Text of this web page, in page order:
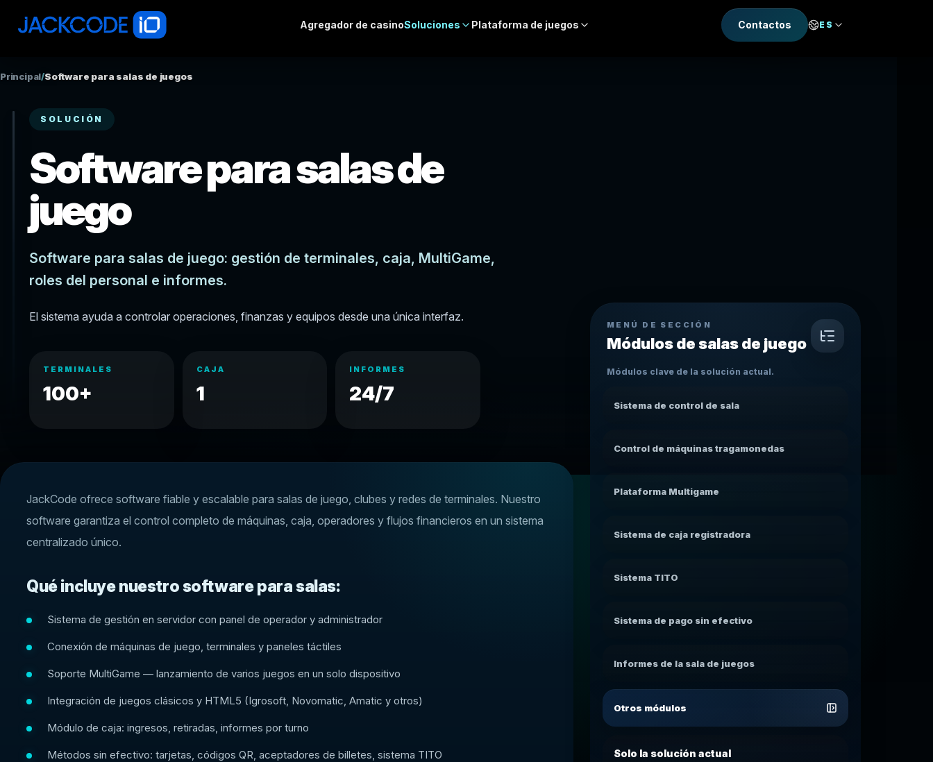
Agregador de casinoSoluciones Plataforma de juegos Contactos ES
Principal/Software para salas de juegos
SOLUCIÓN
Software para salas de
juego
Software para salas de juego: gestión de terminales, caja, MultiGame,
roles del personal e informes.
El sistema ayuda a controlar operaciones, finanzas y equipos desde una única interfaz.
TERMINALES
100+
CAJA
1
INFORMES
24/7
JackCode ofrece software fiable y escalable para salas de juego, clubes y redes de terminales. Nuestro
software garantiza el control completo de máquinas, caja, operadores y flujos financieros en un sistema
centralizado único.
Qué incluye nuestro software para salas:
Sistema de gestión en servidor con panel de operador y administrador
Conexión de máquinas de juego, terminales y paneles táctiles
Soporte MultiGame — lanzamiento de varios juegos en un solo dispositivo
Integración de juegos clásicos y HTML5 (Igrosoft, Novomatic, Amatic y otros)
Módulo de caja: ingresos, retiradas, informes por turno
Métodos sin efectivo: tarjetas, códigos QR, aceptadores de billetes, sistema TITO
MENÚ DE SECCIÓN
Módulos de salas de juego
Módulos clave de la solución actual.
Sistema de control de sala
Control de máquinas tragamonedas
Plataforma Multigame
Sistema de caja registradora
Sistema TITO
Sistema de pago sin efectivo
Informes de la sala de juegos
Otros módulos
Solo la solución actual